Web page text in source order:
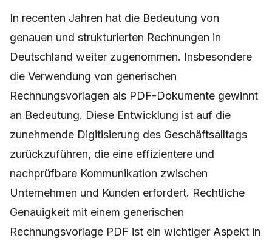
In recenten Jahren hat die Bedeutung von
genauen und strukturierten Rechnungen in
Deutschland weiter zugenommen. Insbesondere
die Verwendung von generischen
Rechnungsvorlagen als PDF-Dokumente gewinnt
an Bedeutung. Diese Entwicklung ist auf die
zunehmende Digitisierung des Geschäftsalltags
zurückzuführen, die eine effizientere und
nachprüfbare Kommunikation zwischen
Unternehmen und Kunden erfordert. Rechtliche
Genauigkeit mit einem generischen
Rechnungsvorlage PDF ist ein wichtiger Aspekt in